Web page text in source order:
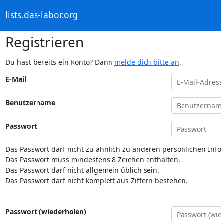
lists.das-labor.org
Registrieren
Du hast bereits ein Konto? Dann melde dich bitte an.
E-Mail
Benutzername
Passwort
Das Passwort darf nicht zu ähnlich zu anderen persönlichen
Das Passwort muss mindestens 8 Zeichen enthalten.
Das Passwort darf nicht allgemein üblich sein.
Das Passwort darf nicht komplett aus Ziffern bestehen.
Passwort (wiederholen)